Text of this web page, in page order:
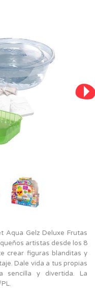
Aqua Gelz Deluxe Frutas
artistas desde los 8
crear figuras blanditas y
Dale vida a tus propias
sencilla y divertida. La